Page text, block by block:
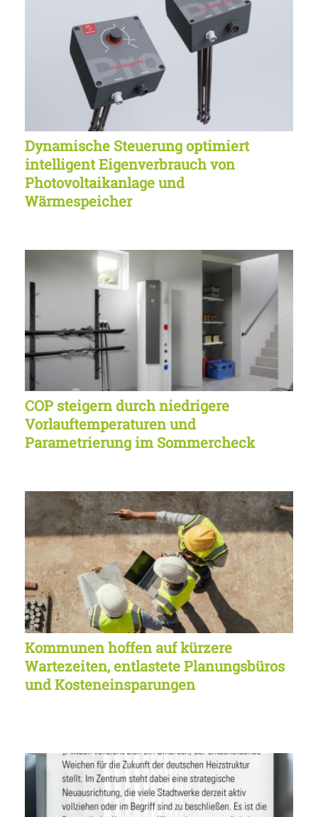
Dynamische Steuerung optimiert
intelligent Eigenverbrauch von
Photovoltaikanlage und
Wärmespeicher
COP steigern durch niedrigere
Vorlauftemperaturen und
Parametrierung im Sommercheck
Kommunen hoffen auf kürzere
Wartezeiten, entlastete Planungsbüros
und Kosteneinsparungen